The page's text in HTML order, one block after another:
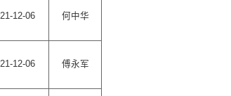
12-06 何中华
12-06 傅永军